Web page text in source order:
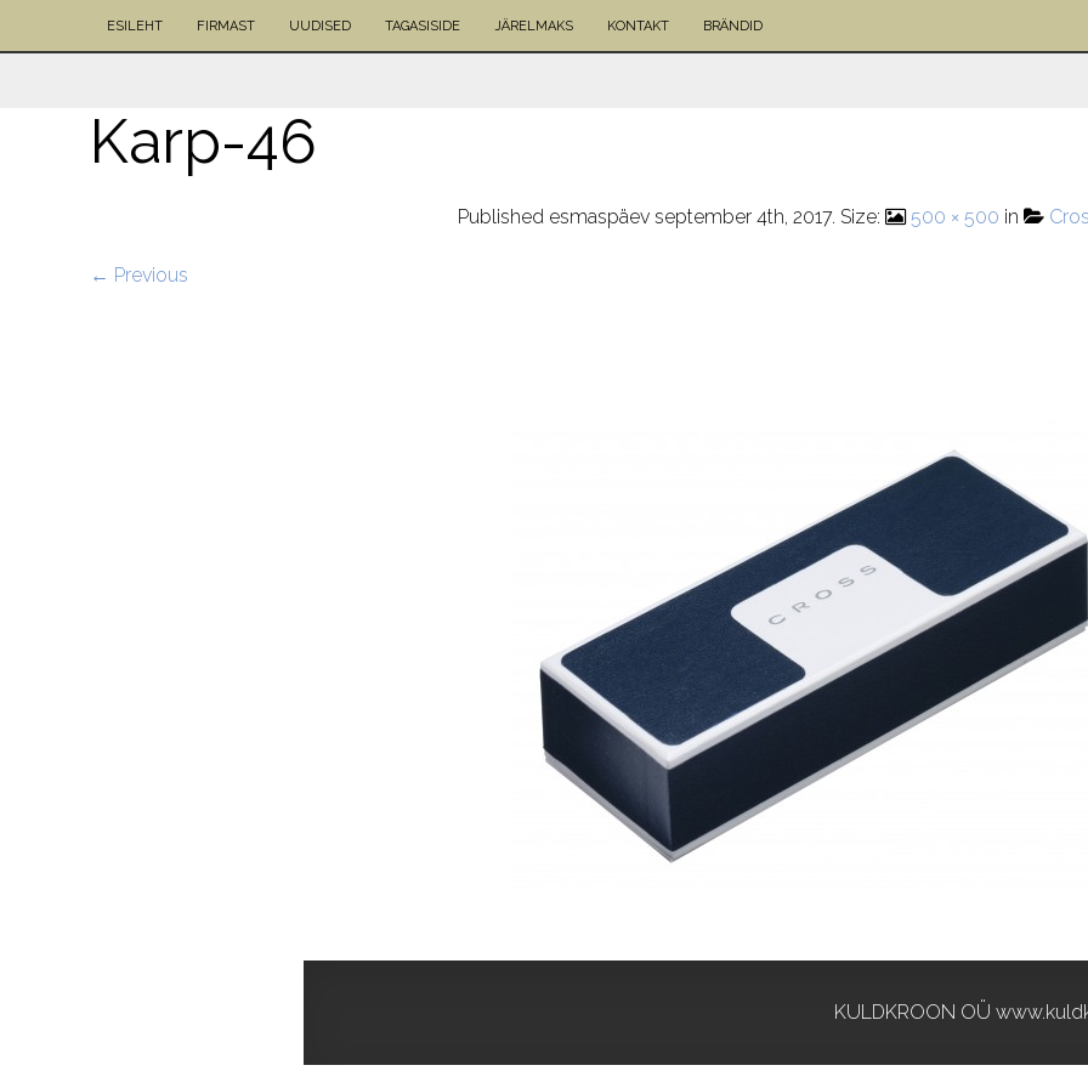
ESILEHT FIRMAST UUDISED TAGASISIDE JÄRELMAKS KONTAKT BRÄNDID
Karp-46
Published esmaspäev september 4th, 2017. Size: 500 × 500 in
← Previous
KULDKROON OÜ